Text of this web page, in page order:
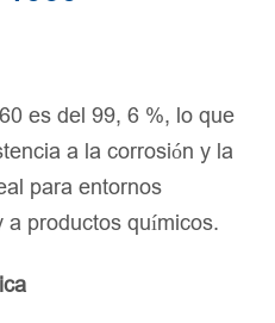
es del 99, 6 %, lo que
a la corrosión y la
para entornos
a productos químicos.